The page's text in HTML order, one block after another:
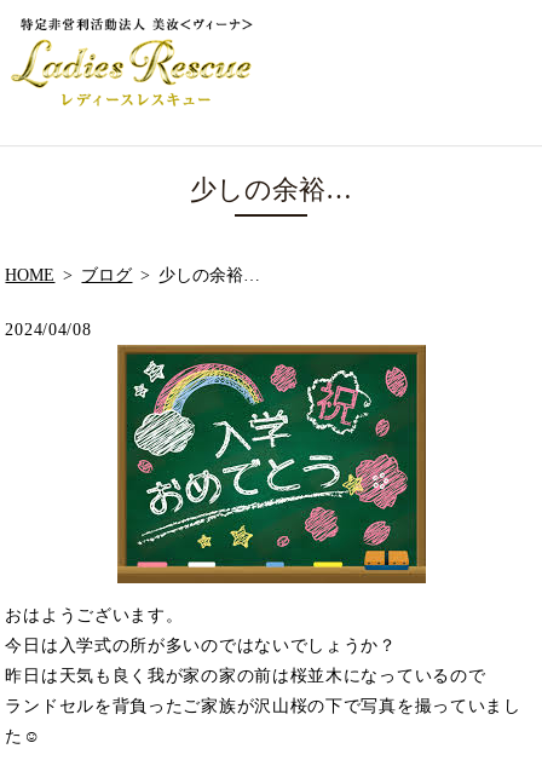
少しの余裕…
HOME ブログ 少しの余裕…
2024/04/08
おはようございます。
今日は入学式の所が多いのではないでしょうか？
昨日は天気も良く我が家の家の前は桜並木になっているので
ランドセルを背負ったご家族が沢山桜の下で写真を撮っていまし
た☺